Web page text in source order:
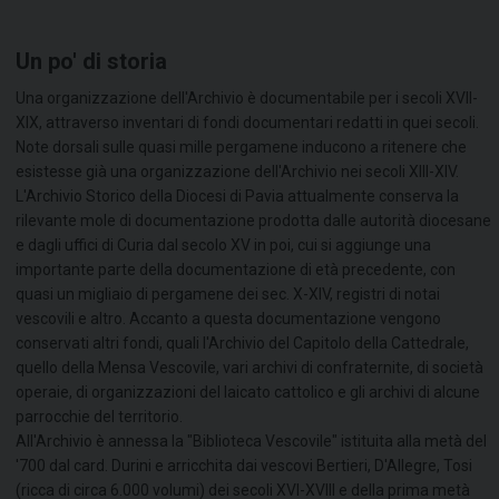
Un po' di storia
Una organizzazione dell'Archivio è documentabile per i secoli XVII-
XIX, attraverso inventari di fondi documentari redatti in quei secoli.
Note dorsali sulle quasi mille pergamene inducono a ritenere che
esistesse già una organizzazione dell'Archivio nei secoli XIII-XIV.
L'Archivio Storico della Diocesi di Pavia attualmente conserva la
rilevante mole di documentazione prodotta dalle autorità diocesane
e dagli uffici di Curia dal secolo XV in poi, cui si aggiunge una
importante parte della documentazione di età precedente, con
quasi un migliaio di pergamene dei sec. X-XIV, registri di notai
vescovili e altro. Accanto a questa documentazione vengono
conservati altri fondi, quali l'Archivio del Capitolo della Cattedrale,
quello della Mensa Vescovile, vari archivi di confraternite, di società
operaie, di organizzazioni del laicato cattolico e gli archivi di alcune
parrocchie del territorio.
All'Archivio è annessa la "Biblioteca Vescovile" istituita alla metà del
'700 dal card. Durini e arricchita dai vescovi Bertieri, D'Allegre, Tosi
(ricca di circa 6.000 volumi) dei secoli XVI-XVIII e della prima metà